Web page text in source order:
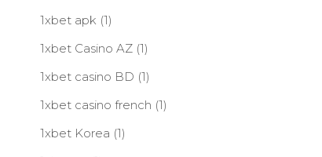
1xbet apk (1)
1xbet Casino AZ(1)
1xbet casino BD (1)
1xbet casino french (1)
1xbet Korea (1)